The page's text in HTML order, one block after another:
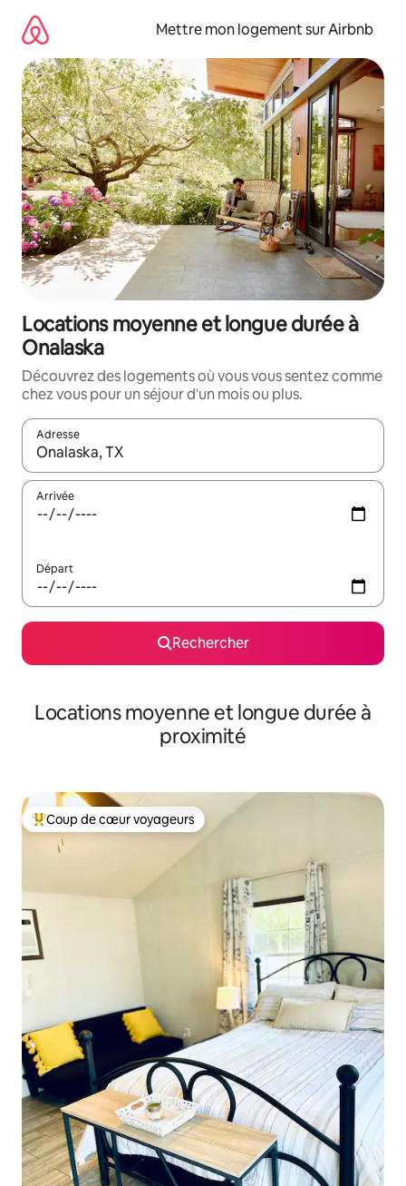
directement
contenu
Mettre mon logement sur Airbnb
Locations moyenne et longue durée à
Onalaska
Découvrez des logements où vous vous sentez comme
chez vous pour un séjour d'un mois ou plus.
Adresse
Lorsque les résultats s'affichent, utilisez les flèches vers le
Arrivée
Départ
Rechercher
Locations moyenne et longue durée à
proximité
Coups de cœur voyageurs les plus appréciés
Coup de cœur voyageurs